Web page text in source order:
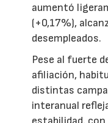
aumentó
(+0,17%),
desempleados.
Pese al fuerte
afiliación,
distintas
interanual